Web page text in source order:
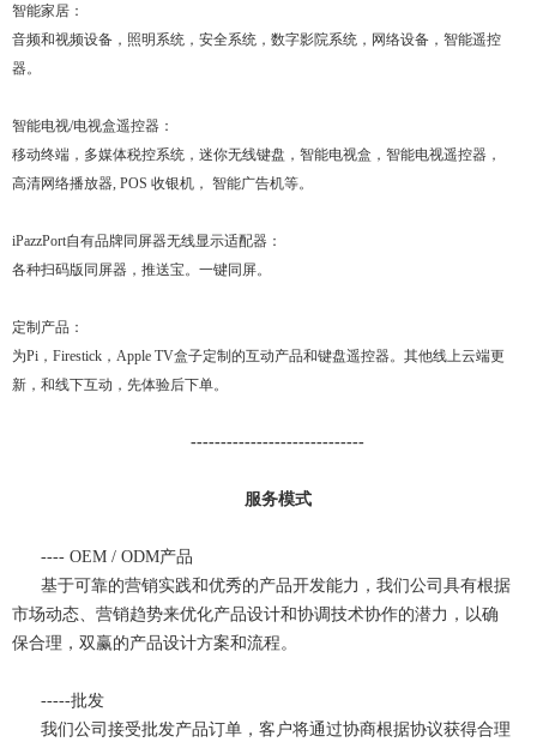
智能家居：
音频和视频设备，照明系统，安全系统，数字影院系统，网络设备，智能遥控
器。
智能电视/电视盒遥控器：
移动终端，多媒体税控系统，迷你无线键盘，智能电视盒，智能电视遥控器，
高清网络播放器, POS 收银机， 智能广告机等。
iPazzPort自有品牌同屏器无线显示适配器：
各种扫码版同屏器，推送宝。一键同屏。
定制产品：
为Pi ， Firestick ， Apple TV盒子定制的互动产品和键盘遥控器。其他线上云端更
新，和线下互动，先体验后下单。
-----------------------------
服务模式
---- OEM / ODM产品
基于可靠的营销实践和优秀的产品开发能力，我们公司具有根据
市场动态、营销趋势来优化产品设计和协调技术协作的潜力，以确
保合理，双赢的产品设计方案和流程。
-----批发
我们公司接受批发产品订单，客户将通过协商根据协议获得合理